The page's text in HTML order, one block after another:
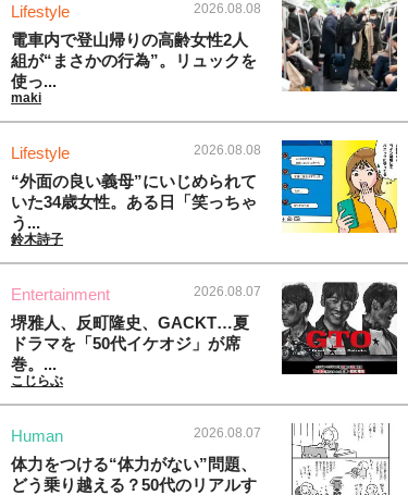
Lifestyle 2026.08.08
電車内で登山帰りの高齢女性2人
組が“まさかの行為”。リュックを
使っ...
maki
Lifestyle 2026.08.08
“外面の良い義母”にいじめられて
いた34歳女性。ある日「笑っちゃ
う...
鈴木詩子
Entertainment 2026.08.07
堺雅人、反町隆史、GACKT…夏
ドラマを「50代イケオジ」が席
巻。...
こじらぶ
Human 2026.08.07
体力をつける“体力がない”問題、
どう乗り越える？50代のリアルす